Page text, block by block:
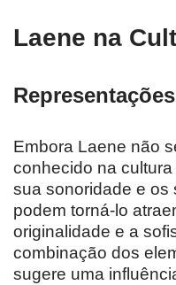
Laene na
Embora Laene não
conhecido na
sua sonoridade e os
podem torná-lo
originalidade e a
combinação dos
sugere uma